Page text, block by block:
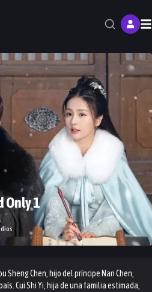
Only 1
Sheng Chen, hijo del príncipe Nan Chen,
Cui Shi Yi, hija de una familia estimada,